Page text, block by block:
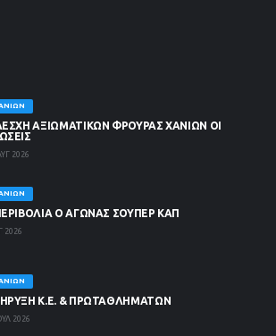
ΑΞΙΩΜΑΤΙΚΏΝ ΦΡΟΥΡΆΣ ΧΑΝΊΩΝ ΟΙ
2026
Ο ΑΓΩΝΑΣ ΣΟΥΠΕΡ ΚΑΠ
2026
Κ.Ε. & ΠΡΩΤΑΘΛΗΜΑΤΩΝ
2026